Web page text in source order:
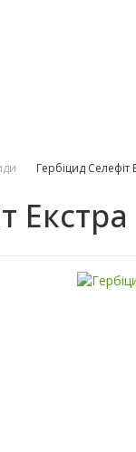
Гербіцид Селефіт
Екстра